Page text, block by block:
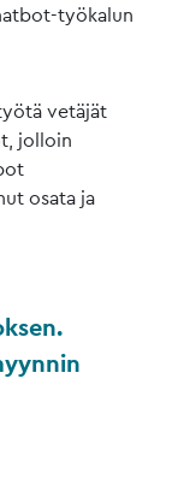
työkalun
vetäjät
jolloin
osata ja